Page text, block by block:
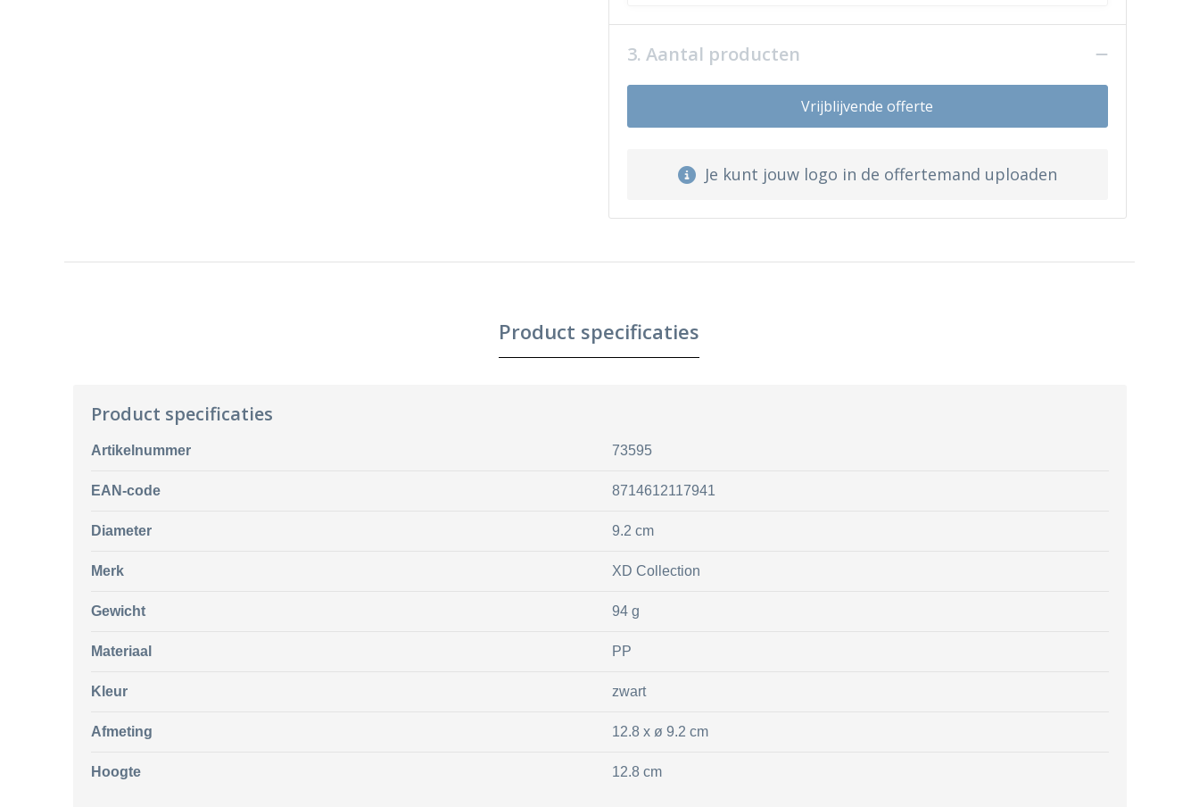
3. Aantal producten
Vrijblijvende offerte
Je kunt jouw logo in de offertemand uploaden
Product specificaties
Product specificaties
Artikelnummer 73595
EAN-code 8714612117941
Diameter 9.2 cm
Merk XD Collection
Gewicht 94 g
Materiaal PP
Kleur zwart
Afmeting 12.8 x ø 9.2 cm
Hoogte 12.8 cm